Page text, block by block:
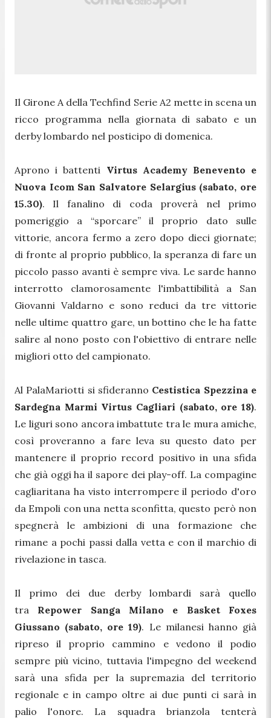
Il Girone A della Techfind Serie A2 mette in scena un
ricco programma nella giornata di sabato e un
derby lombardo nel posticipo di domenica.
Aprono i battenti Virtus Academy Benevento e
Nuova Icom San Salvatore Selargius (sabato, ore
15.30). Il fanalino di coda proverà nel primo
pomeriggio a “sporcare” il proprio dato sulle
vittorie, ancora fermo a zero dopo dieci giornate;
di fronte al proprio pubblico, la speranza di fare un
piccolo passo avanti è sempre viva. Le sarde hanno
interrotto clamorosamente l'imbattibilità a San
Giovanni Valdarno e sono reduci da tre vittorie
nelle ultime quattro gare, un bottino che le ha fatte
salire al nono posto con l'obiettivo di entrare nelle
migliori otto del campionato.
Al PalaMariotti si sfideranno Cestistica Spezzina e
Sardegna Marmi Virtus Cagliari (sabato, ore 18).
Le liguri sono ancora imbattute tra le mura amiche,
così proveranno a fare leva su questo dato per
mantenere il proprio record positivo in una sfida
che già oggi ha il sapore dei play-off. La compagine
cagliaritana ha visto interrompere il periodo d'oro
da Empoli con una netta sconfitta, questo però non
spegnerà le ambizioni di una formazione che
rimane a pochi passi dalla vetta e con il marchio di
rivelazione in tasca.
Il primo dei due derby lombardi sarà quello
tra Repower Sanga Milano e Basket Foxes
Giussano (sabato, ore 19). Le milanesi hanno già
ripreso il proprio cammino e vedono il podio
sempre più vicino, tuttavia l'impegno del weekend
sarà una sfida per la supremazia del territorio
regionale e in campo oltre ai due punti ci sarà in
palio l'onore. La squadra brianzola tenterà